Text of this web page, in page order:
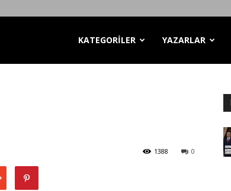
KATEGORİLER YAZARLAR
0
1388